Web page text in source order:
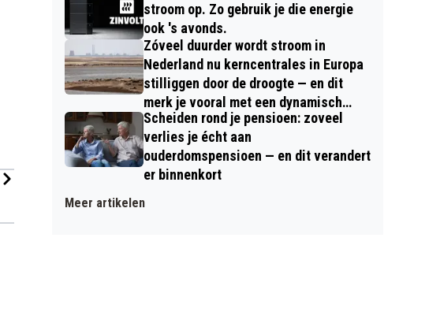
stroom op. Zo gebruik je die energie
ook 's avonds.
Zóveel duurder wordt stroom in
Nederland nu kerncentrales in Europa
stilliggen door de droogte — en dit
merk je vooral met een dynamisch
contract
Scheiden rond je pensioen: zoveel
verlies je écht aan
ouderdomspensioen — en dit verandert
er binnenkort
Meer artikelen